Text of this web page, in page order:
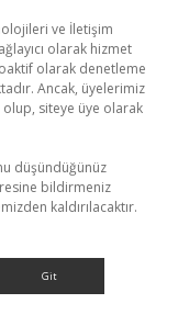
ve İletişim
olarak hizmet
olarak denetleme
Ancak, üyelerimiz
olup, siteye üye olarak
düşündüğünüz
bildirmeniz
kaldırılacaktır.